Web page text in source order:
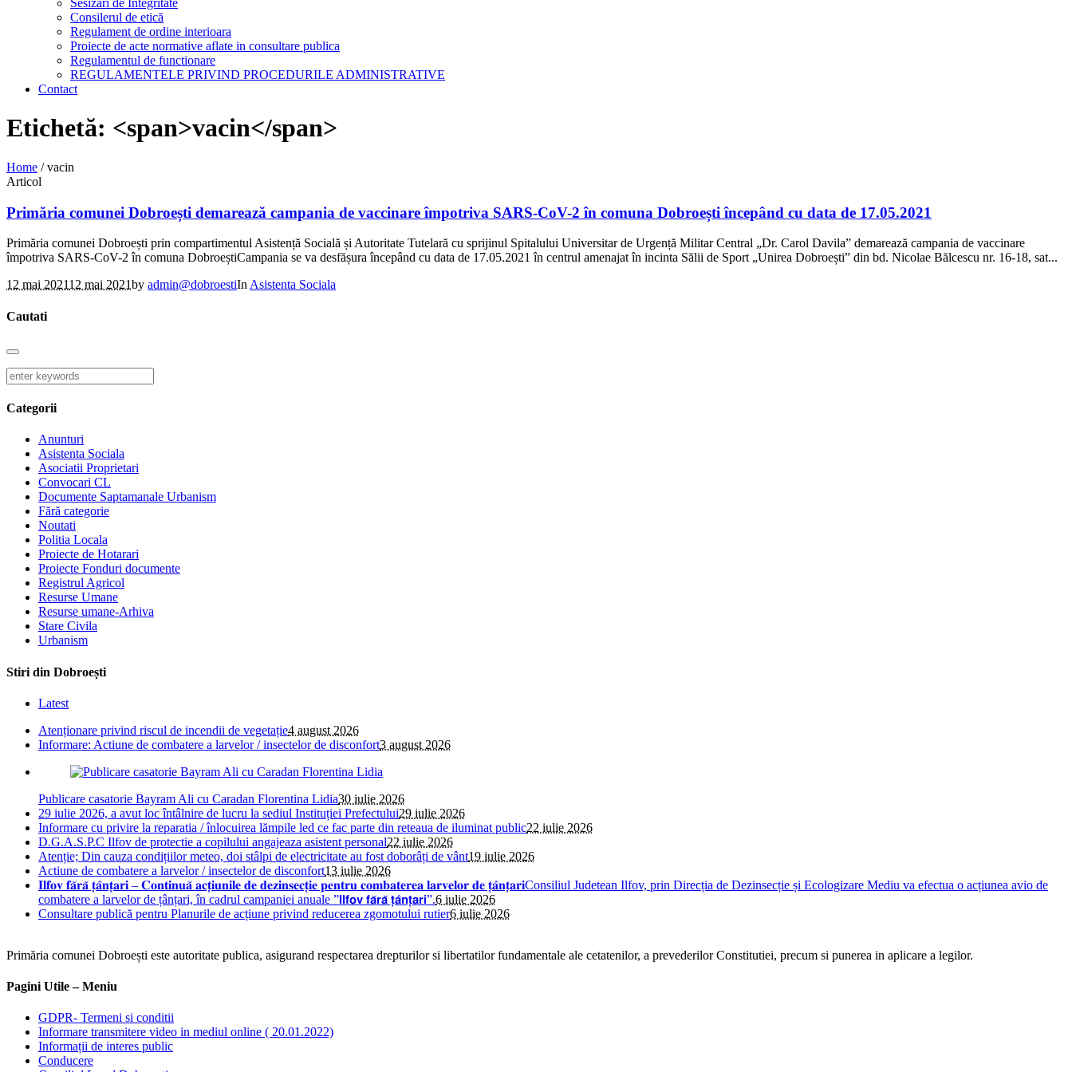
Sesizari de Integritate
Consilerul de etică
Regulament de ordine interioara
Proiecte de acte normative aflate in consultare publica
Regulamentul de functionare
REGULAMENTELE PRIVIND PROCEDURILE ADMINISTRATIVE
Contact
Etichetă: <span>vacin</span>
Home /vacin
Articol
Primăria comunei Dobroești demarează campania de vaccinare împotriva SARS-CoV-2 în comuna Dobroești începând cu data de 17.05.2021
Primăria comunei Dobroești prin compartimentul Asistență Socială și Autoritate Tutelară cu sprijinul Spitalului Universitar de Urgență Militar Central „Dr. Carol Davila” demarează campania de vaccinare
împotriva SARS-CoV-2 în comuna DobroeștiCampania se va desfășura începând cu data de 17.05.2021 în centrul amenajat în incinta Sălii de Sport „Unirea Dobroești” din bd. Nicolae Bălcescu nr. 16-18, sat...
12 mai 202112 mai 2021by admin@dobroestiIn Asistenta Sociala
Cautati
Categorii
Anunturi
Asistenta Sociala
Asociatii Proprietari
Convocari CL
Documente Saptamanale Urbanism
Fără categorie
Noutati
Politia Locala
Proiecte de Hotarari
Proiecte Fonduri documente
Registrul Agricol
Resurse Umane
Resurse umane-Arhiva
Stare Civila
Urbanism
Stiri din Dobroești
Latest
Atenționare privind riscul de incendii de vegetație4 august 2026
Informare: Actiune de combatere a larvelor / insectelor de disconfort3 august 2026
Publicare casatorie Bayram Ali cu Caradan Florentina Lidia30 iulie 2026
29 iulie 2026, a avut loc întâlnire de lucru la sediul Instituției Prefectului29 iulie 2026
Informare cu privire la reparatia / înlocuirea lămpile led ce fac parte din reteaua de iluminat public22 iulie 2026
D.G.A.S.P.C Ilfov de protectie a copilului angajeaza asistent personal22 iulie 2026
Atenție; Din cauza condițiilor meteo, doi stâlpi de electricitate au fost doborâți de vânt19 iulie 2026
Actiune de combatere a larvelor / insectelor de disconfort13 iulie 2026
𝐈𝐥𝐟𝐨𝐯 𝐟𝐚̆𝐫𝐚̆ 𝐭̦𝐚̂𝐧𝐭̦𝐚𝐫𝐢 – 𝐂𝐨𝐧𝐭𝐢𝐧𝐮𝐚̆ 𝐚𝐜𝐭̦𝐢𝐮𝐧𝐢𝐥𝐞 𝐝𝐞 𝐝𝐞𝐳𝐢𝐧𝐬𝐞𝐜𝐭̦𝐢𝐞 𝐩𝐞𝐧𝐭𝐫𝐮 𝐜𝐨𝐦𝐛𝐚𝐭𝐞𝐫𝐞𝐚 𝐥𝐚𝐫𝐯𝐞𝐥𝐨𝐫 𝐝𝐞 𝐭̦𝐚̂𝐧𝐭̦𝐚𝐫𝐢Consiliul Judetean Ilfov, prin Direcția de Dezinsecție și Ecologizare Mediu va efectua o acțiunea avio de
combatere a larvelor de țânțari, în cadrul campaniei anuale ”𝗜𝗹𝗳𝗼𝘃 𝗳𝗮̆𝗿𝗮̆ 𝘁̦𝗮̂𝗻𝘁̦𝗮𝗿𝗶”.6 iulie 2026
Consultare publică pentru Planurile de acțiune privind reducerea zgomotului rutier6 iulie 2026
Primăria comunei Dobroești este autoritate publica, asigurand respectarea drepturilor si libertatilor fundamentale ale cetatenilor, a prevederilor Constitutiei, precum si punerea in aplicare a legilor.
Pagini Utile – Meniu
GDPR- Termeni si conditii
Informare transmitere video in mediul online ( 20.01.2022)
Informații de interes public
Conducere